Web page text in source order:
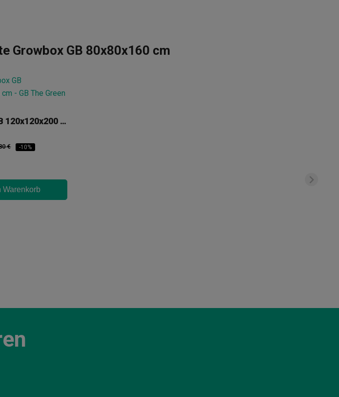
Growbox GB 80x80x160 cm
Growbox GB 120x120x200 Cm
€ -10%
Warenkorb